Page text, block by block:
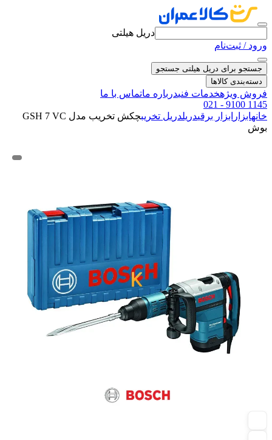
دریل هیلتی
ورود / ثبت‌نام
جستجو برای دریل هیلتی جستجو
دسته‌بندی کالاها
فروش ویژهخدمات فنیدرباره ماتماس با ما
021 - 9100 1145
خانهابزار ابزار برقیدریلدریل تخریب
چکش تخریب مدل ‏GSH 7 VC
بوش